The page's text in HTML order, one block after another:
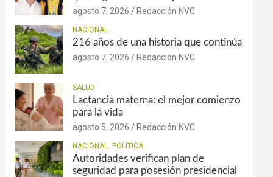
agosto 7, 2026 Redacción NVC
NACIONAL
216 años de una historia que continúa
agosto 7, 2026 Redacción NVC
SALUD
Lactancia materna: el mejor comienzo
para la vida
agosto 5, 2026 Redacción NVC
NACIONAL POLÍTICA
Autoridades verifican plan de
seguridad para posesión presidencial